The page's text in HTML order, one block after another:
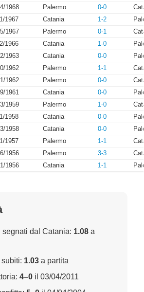
1968 Palermo 0-0
1967 Catania 1-2
1967 Palermo 0-1
1966 Catania 1-0
1963 Catania 0-0
1962 Palermo 1-1
1962 Palermo 0-0
1961 Catania 0-0
1959 Palermo 1-0
1958 Catania 0-0
1958 Catania 0-0
1957 Palermo 1-1
1956 Palermo 3-3
1956 Catania 1-1
segnati dal Catania: 1.08 a
1.03 a partita
4–0 il 03/04/2011